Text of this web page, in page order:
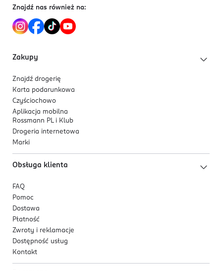
na co dzień i oczekują wygody przez cały dzień, a
Znajdź nas również na:
Zakupy
Znajdź drogerię
Karta podarunkowa
Czyściochowo
Aplikacja mobilna
Rossmann PL i Klub
Drogeria internetowa
Marki
Obsługa klienta
FAQ
Pomoc
Dostawa
Płatność
Zwroty i reklamacje
Dostępność usług
Kontakt